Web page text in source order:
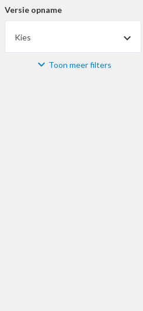
Versie opname
Kies
Materiaal Toon meer filters